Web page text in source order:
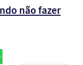
não fazer